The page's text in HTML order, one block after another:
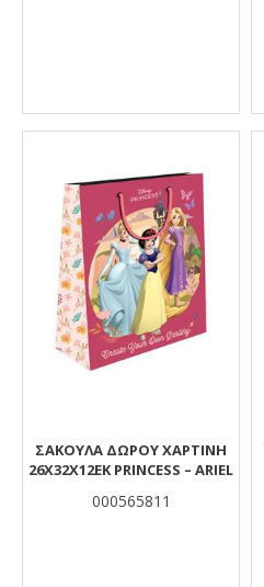
ΣΑΚΟΥΛΑ ΔΩΡΟΥ ΧΑΡΤΙΝΗ
26Χ32Χ12ΕΚ PRINCESS – ARIEL
000565811